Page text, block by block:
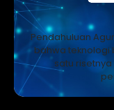
Pendahuluan
bahwa teknologi
satu